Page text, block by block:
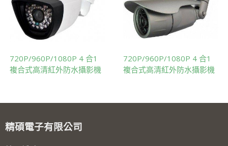
720P/960P/1080P 4 合1
複合式高清紅外防水攝影機
720P/960P/1080P 4 合1
複合式高清紅外防水攝影機
精碩電子有限公司